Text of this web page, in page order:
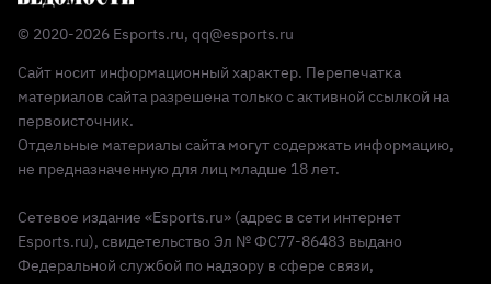
© 2020-2026 Esports.ru, qq@esports.ru
Сайт носит информационный характер. Перепечатка
материалов сайта разрешена только с активной ссылкой на
первоисточник.
Отдельные материалы сайта могут содержать информацию,
не предназначенную для лиц младше 18 лет.
Сетевое издание «Esports.ru» (адрес в сети интернет
Esports.ru), свидетельство Эл № ФС77-86483 выдано
Федеральной службой по надзору в сфере связи,